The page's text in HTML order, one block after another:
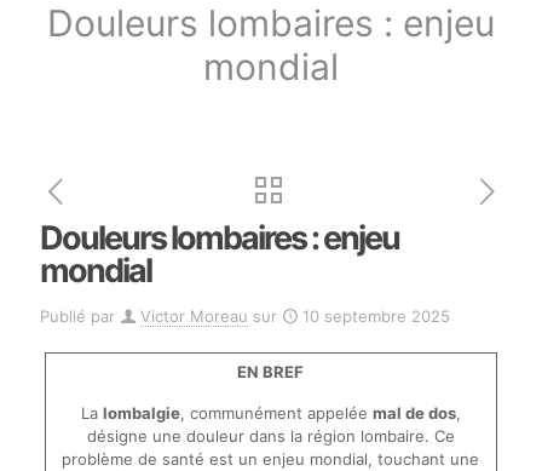
Douleurs lombaires : enjeu
mondial
Douleurs lombaires : enjeu
mondial
Publié par Victor Moreau sur 10 septembre 2025
EN BREF
La lombalgie, communément appelée mal de dos,
désigne une douleur dans la région lombaire. Ce
problème de santé est un enjeu mondial, touchant une